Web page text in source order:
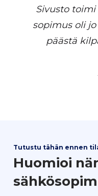
Sivusto
sopimus oli
päästä
Tutustu tähän ennen
Huomioi